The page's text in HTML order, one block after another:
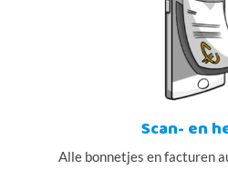
Scan- en
Alle bonnetjes en facturen